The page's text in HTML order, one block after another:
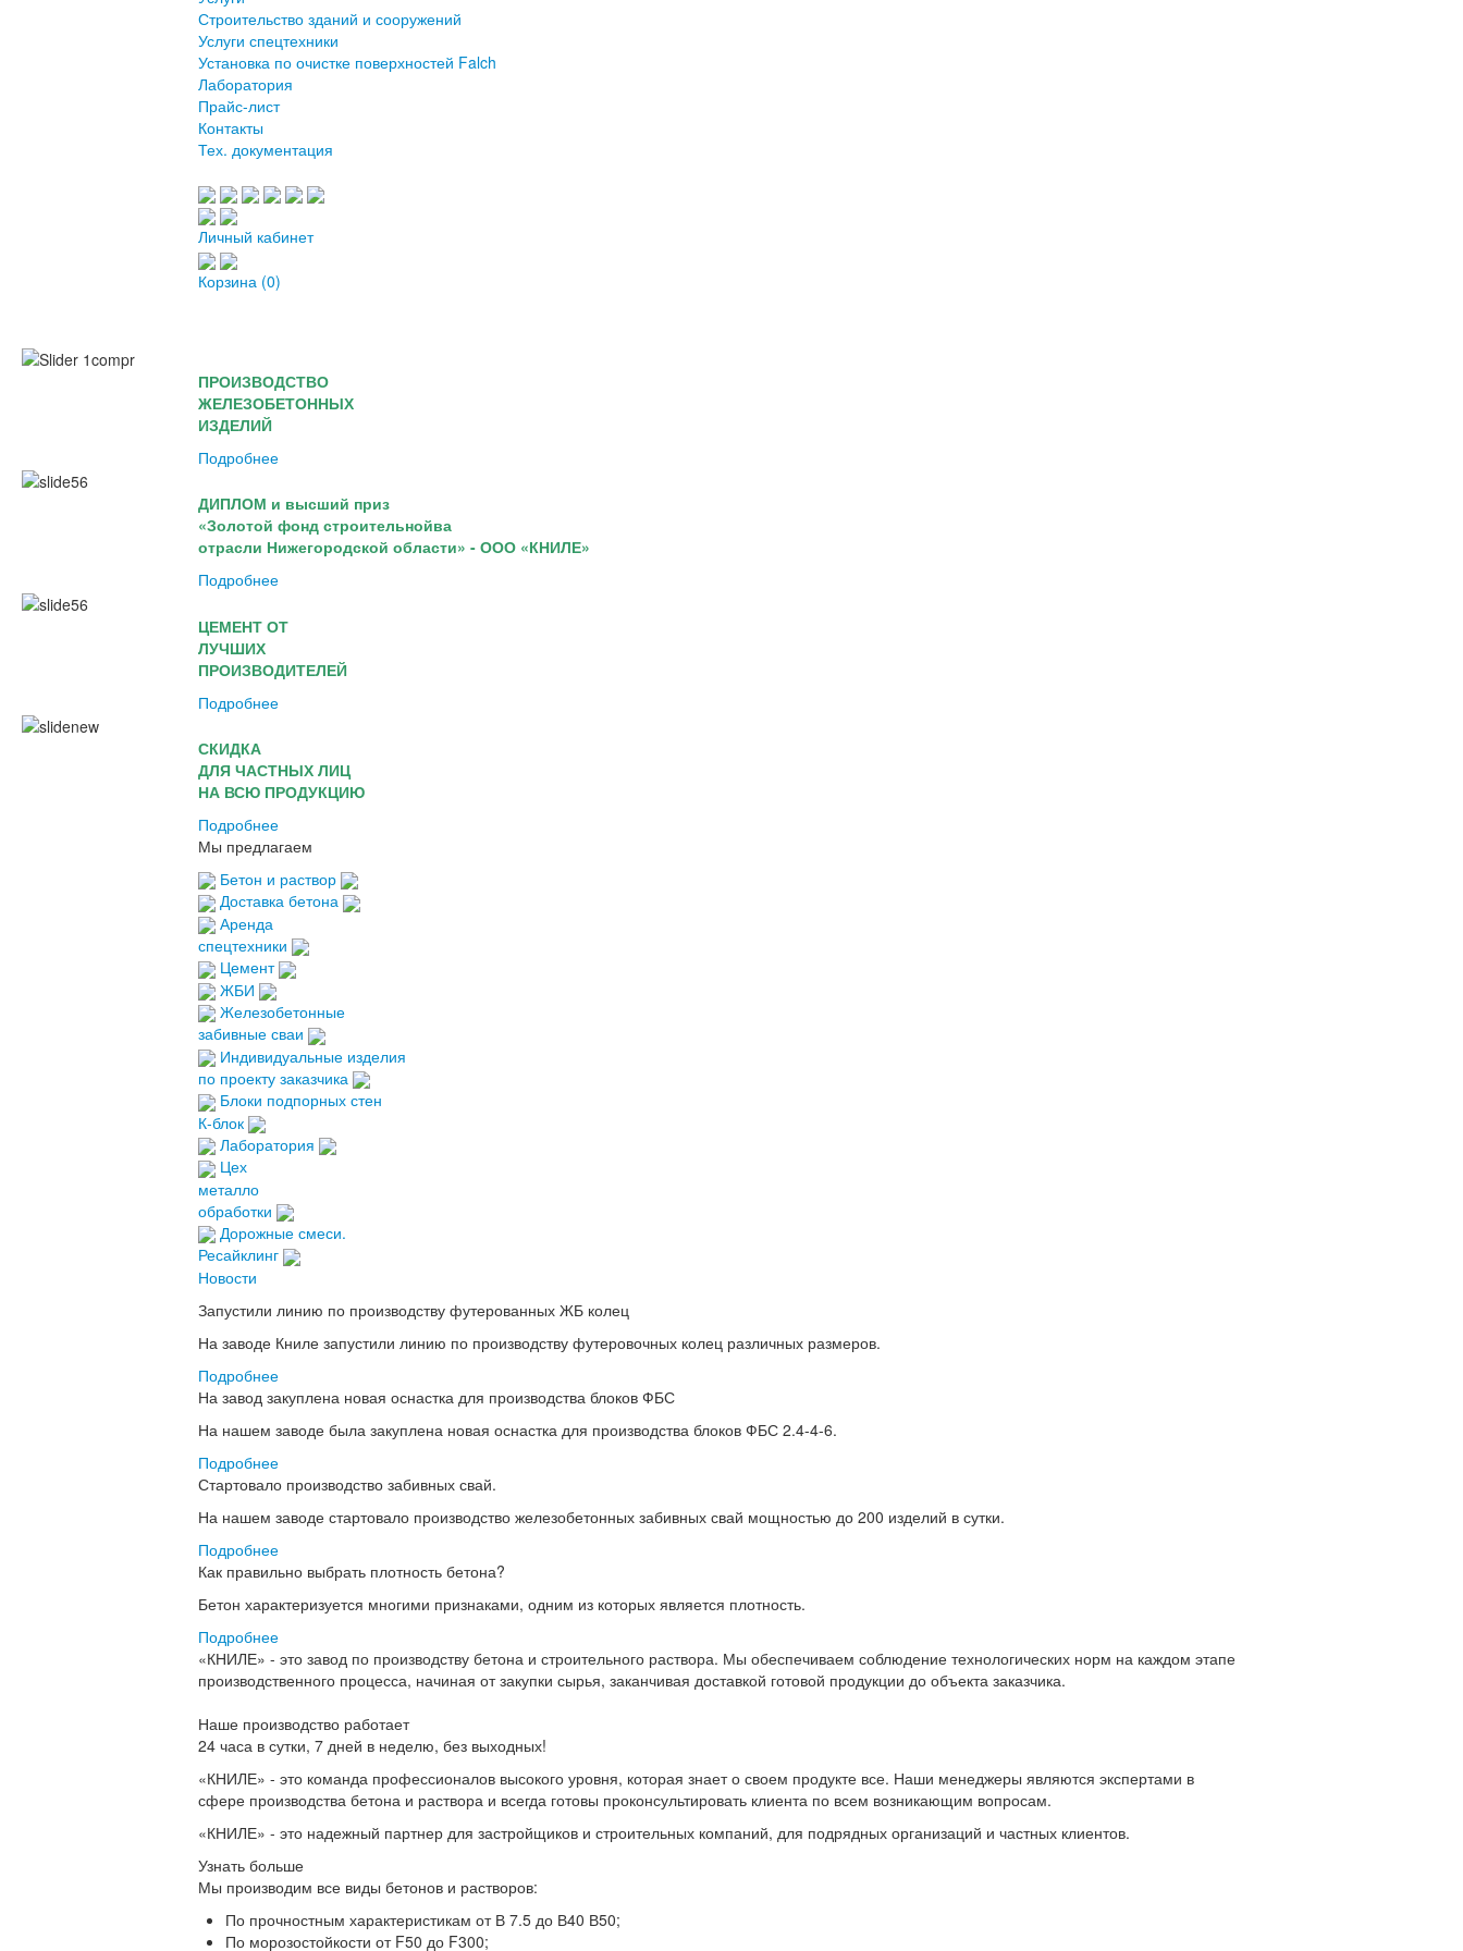
Строительство зданий и сооружений
Услуги спецтехники
Установка по очистке поверхностей Falch
Лаборатория
Прайс-лист
Контакты
Тех. документация
Личный кабинет
Корзина (0)
ПРОИЗВОДСТВО
ЖЕЛЕЗОБЕТОННЫХ
ИЗДЕЛИЙ
Подробнее
ДИПЛОМ и высший приз
«Золотой фонд строительнойва
отрасли Нижегородской области» - ООО «КНИЛЕ»
Подробнее
ЦЕМЕНТ ОТ
ЛУЧШИХ
ПРОИЗВОДИТЕЛЕЙ
Подробнее
СКИДКА
ДЛЯ ЧАСТНЫХ ЛИЦ
НА ВСЮ ПРОДУКЦИЮ
Подробнее
Мы предлагаем
Бетон и раствор
Доставка бетона
Аренда
спецтехники
Цемент
ЖБИ
Железобетонные
забивные сваи
Индивидуальные изделия
по проекту заказчика
Блоки подпорных стен
К-блок
Лаборатория
Цех
металло
обработки
Дорожные смеси.
Ресайклинг
Новости
Запустили линию по производству футерованных ЖБ колец
На заводе Книле запустили линию по производству футеровочных колец различных размеров.
Подробнее
На завод закуплена новая оснастка для производства блоков ФБС
На нашем заводе была закуплена новая оснастка для производства блоков ФБС 2.4-4-6.
Подробнее
Стартовало производство забивных свай.
На нашем заводе стартовало производство железобетонных забивных свай мощностью до 200 изделий в сутки.
Подробнее
Как правильно выбрать плотность бетона?
Бетон характеризуется многими признаками, одним из которых является плотность.
Подробнее
«КНИЛЕ» - это завод по производству бетона и строительного раствора. Мы обеспечиваем соблюдение технологических норм на каждом этапе
производственного процесса, начиная от закупки сырья, заканчивая доставкой готовой продукции до объекта заказчика.
Наше производство работает
24 часа в сутки, 7 дней в неделю, без выходных!
«КНИЛЕ» - это команда профессионалов высокого уровня, которая знает о своем продукте все. Наши менеджеры являются экспертами в
сфере производства бетона и раствора и всегда готовы проконсультировать клиента по всем возникающим вопросам.
«КНИЛЕ» - это надежный партнер для застройщиков и строительных компаний, для подрядных организаций и частных клиентов.
Узнать больше
Мы производим все виды бетонов и растворов:
По прочностным характеристикам от В 7.5 до В40 В50;
По морозостойкости от F50 до F300;